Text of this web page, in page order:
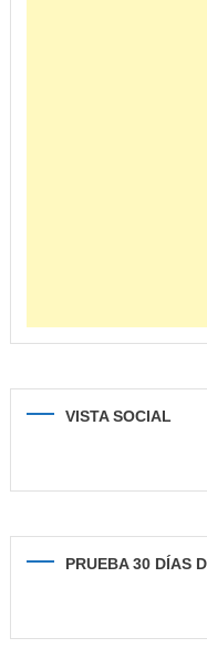
VISTA SOCIAL
PRUEBA 30 DÍAS